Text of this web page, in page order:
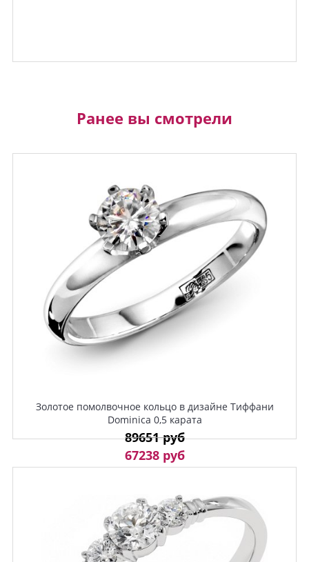
Ранее вы смотрели
Золотое помолвочное кольцо в дизайне Тиффани
Dominica 0,5 карата
89651 руб
67238 руб